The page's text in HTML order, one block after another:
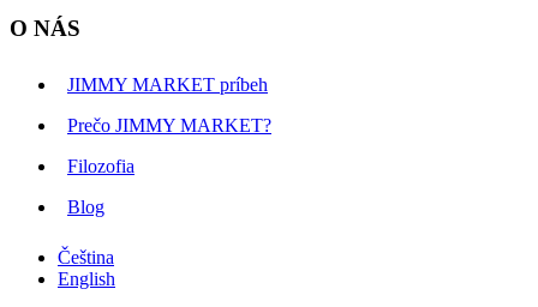
O NÁS
JIMMY MARKET príbeh
Prečo JIMMY MARKET?
Filozofia
Blog
Čeština
English